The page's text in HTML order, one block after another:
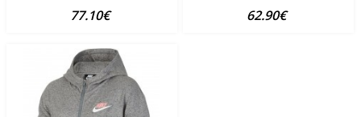
77.10€ 62.90€